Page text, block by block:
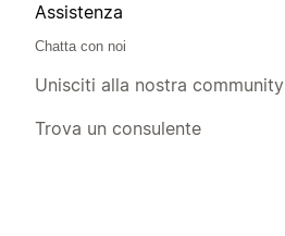
Assistenza
Chatta con noi
Unisciti alla nostra community
Trova un consulente